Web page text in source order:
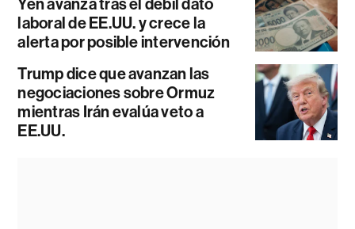
Yen avanza tras el débil dato
laboral de EE.UU. y crece la
alerta por posible intervención
Trump dice que avanzan las
negociaciones sobre Ormuz
mientras Irán evalúa veto a
EE.UU.